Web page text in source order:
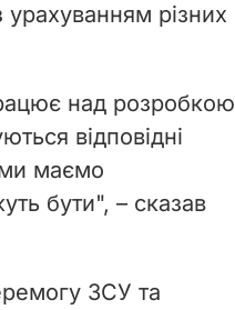
урахуванням різних
над розробкою
відповідні
ми маємо
бути", – сказав
ЗСУ та